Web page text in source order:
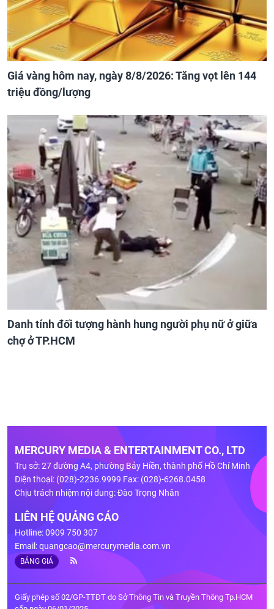
Giá vàng hôm nay, ngày 8/8/2026: Tăng vọt lên 144
triệu đồng/lượng
Danh tính đối tượng hành hung người phụ nữ ở giữa
chợ ở TP.HCM
MERCURY MEDIA & ENTERTAINMENT CO., LTD
Trụ sở: 27 đường A4, phường Bảy Hiền, thành phố Hồ Chí Minh
Điện thoại: (028)-2236.9999 Fax: (028)-6268.0458
Chịu trách nhiệm nội dung: Đào Trọng Nhân
LIÊN HỆ QUẢNG CÁO
Hotline: 0909 750 307
Email:quangcao@mercurymedia.com.vn
BẢNG GIÁ
Giấy phép số 02/GP-TTĐT do Sở Thông Tin và Truyền Thông Tp.HCM